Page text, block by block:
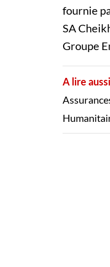
fournie
SA
Groupe
A lire